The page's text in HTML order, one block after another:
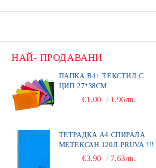
НАЙ- ПРОДАВАНИ
ПАПКА В4+ ТЕКСТИЛ С
ЦИП 27*38СМ
€1.00 1.96лв.
ТЕТРАДКА А4 СПИРАЛА
МЕТЕКСАН 120Л.PRUVA !!!
€3.90 7.63лв.